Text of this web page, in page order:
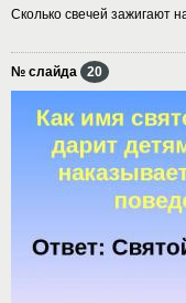
Сколько свечей зажигают
№ слайда 20